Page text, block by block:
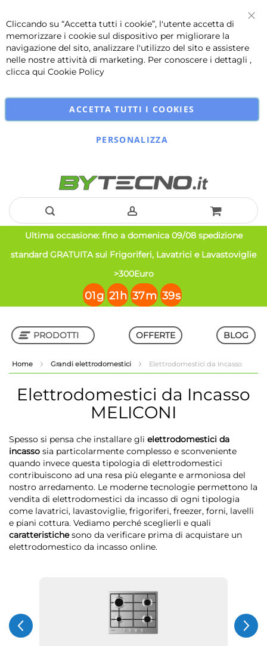
Cliccando su “Accetta tutti i cookie”, l'utente accetta di
memorizzare i cookie sul dispositivo per migliorare la
navigazione del sito, analizzare l'utilizzo del sito e assistere
nelle nostre attività di marketing. Per conoscere i dettagli ,
clicca qui Cookie Policy
ACCETTA TUTTI I COOKIES
PERSONALIZZA
Salta
al
Ultima occasione: fino a domenica 09/08 spedizione
standard GRATUITA sui Frigoriferi, Lavatrici e Lavastoviglie
>300Euro
01g 21h 37m 39s
PRODOTTI
Shop in Shop
OFFERTE BLOG
Home Grandi elettrodomestici Elettrodomestici da Incasso
Elettrodomestici da Incasso
MELICONI
Spesso si pensa che installare gli elettrodomestici da
incasso sia particolarmente complesso e sconveniente
quando invece questa tipologia di elettrodomestici
contribuiscono ad una resa più elegante e armoniosa del
nostro arredamento. Le moderne tecnologie permettono la
vendita di elettrodomestici da incasso di ogni tipologia
come lavatrici, lavastoviglie, frigoriferi, freezer, forni, lavelli
e piani cottura. Vediamo perché sceglierli e quali
caratteristichesono da verificare prima di acquistare un
elettrodomestico da incasso online.